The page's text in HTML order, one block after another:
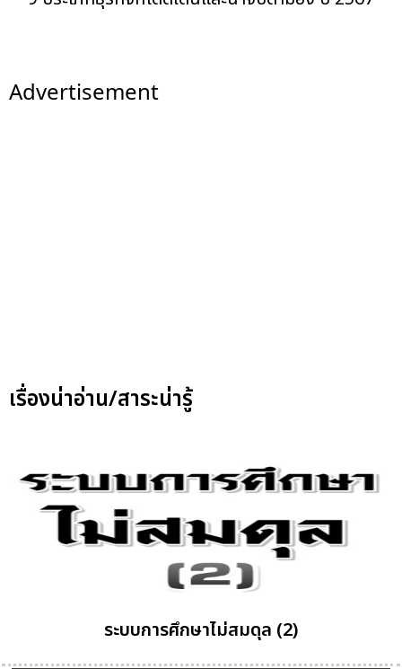
Advertisement
เรื่องน่าอ่าน/สาระน่ารู้
ระบบการศึกษาไม่สมดุล (2)